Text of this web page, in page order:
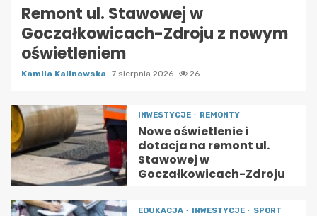
Remont ul. Stawowej w
Goczałkowicach-Zdroju z nowym
oświetleniem
Kamila Kalinowska 7 sierpnia 2026 26
INWESTYCJE REMONTY
Nowe oświetlenie i
dotacja na remont ul.
Stawowej w
Goczałkowicach-Zdroju
EDUKACJA INWESTYCJE SPORT